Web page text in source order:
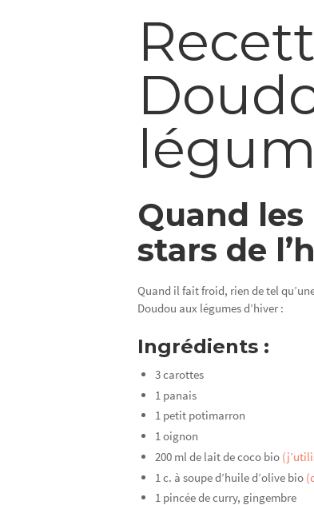
Quand
stars de
Quand il fait froid, rien de tel
Doudou aux légumes d’hiver :
Ingrédients :
3 carottes
1 panais
1 petit potimarron
1 oignon
200 ml de lait de coco bio
1 c. à soupe d’huile d’olive bio
1 pincée de curry, gingembre